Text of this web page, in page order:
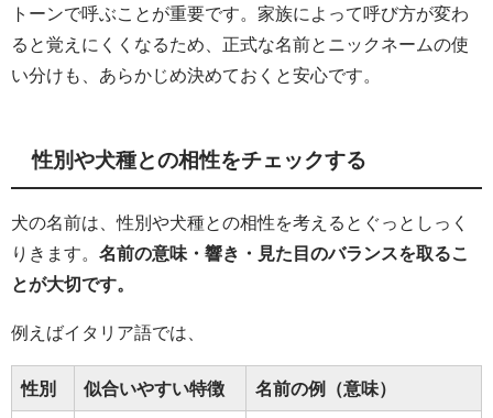
トーンで呼ぶことが重要です。家族によって呼び方が変わ
ると覚えにくくなるため、正式な名前とニックネームの使
い分けも、あらかじめ決めておくと安心です。
性別や犬種との相性をチェックする
犬の名前は、性別や犬種との相性を考えるとぐっとしっく
りきます。 名前の意味・響き・見た目のバランスを取るこ
とが大切です。
例えばイタリア語では、
性別 似合いやすい特徴 名前の例（意味）